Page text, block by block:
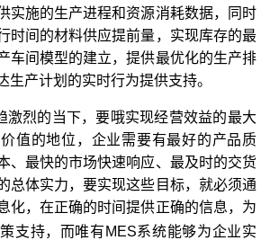
实施的生产进程和资源消耗数据，同时
时间的材料供应提前量，实现库存的最
车间模型的建立，提供最优化的生产排
生产计划的实时行为提供支持。
激烈的当下，要哦实现经营效益的最大
值的地位，企业需要有最好的产品质
、最快的市场快速响应、最及时的交货
总体实力，要实现这些目标，就必须通
化，在正确的时间提供正确的信息，为
支持，而唯有MES系统能够为企业实